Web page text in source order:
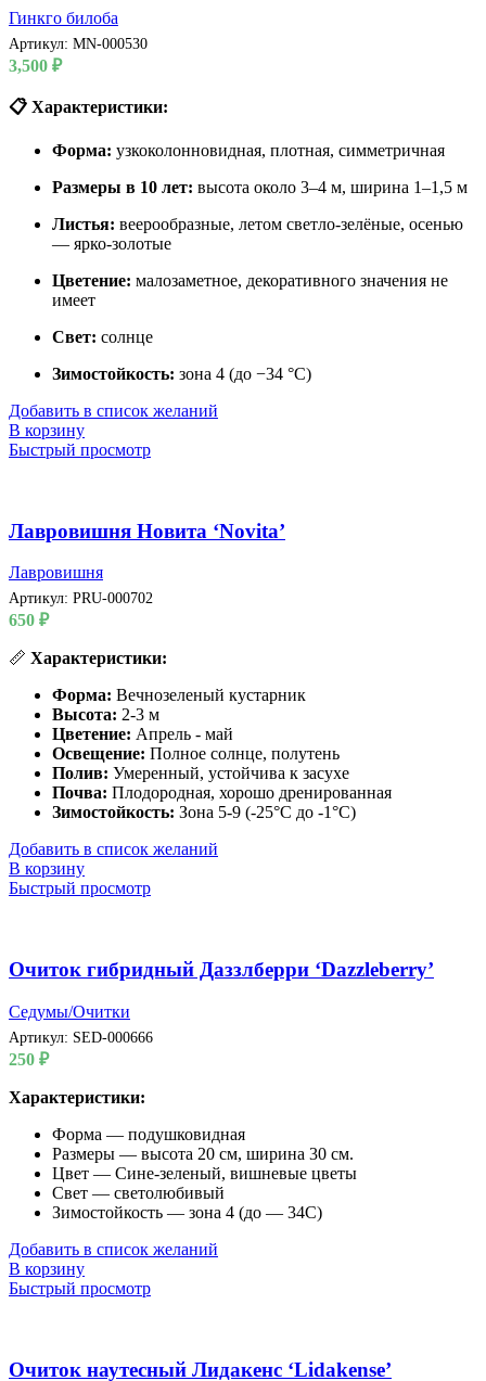
Гинкго билоба
Артикул: MN-000530
3,500 ₽
📋 Характеристики:
Форма: узкоколонновидная, плотная, симметричная
Размеры в 10 лет: высота около 3–4 м, ширина 1–1,5 м
Листья: веерообразные, летом светло-зелёные, осенью
— ярко-золотые
Цветение: малозаметное, декоративного значения не
имеет
Свет: солнце
Зимостойкость: зона 4 (до −34 °C)
Добавить в список желаний
В корзину
Быстрый просмотр
Лавровишня Новита ‘Novita’
Лавровишня
Артикул: PRU-000702
650 ₽
📏 Характеристики:
Форма: Вечнозеленый кустарник
Высота: 2-3 м
Цветение: Апрель - май
Освещение: Полное солнце, полутень
Полив: Умеренный, устойчива к засухе
Почва: Плодородная, хорошо дренированная
Зимостойкость: Зона 5-9 (-25°C до -1°C)
Добавить в список желаний
В корзину
Быстрый просмотр
Очиток гибридный Даззлберри ‘Dazzleberry’
Седумы/Очитки
Артикул: SED-000666
250 ₽
Характеристики:
Форма — подушковидная
Размеры — высота 20 см, ширина 30 см.
Цвет — Сине-зеленый, вишневые цветы
Свет — светолюбивый
Зимостойкость — зона 4 (до — 34С)
Добавить в список желаний
В корзину
Быстрый просмотр
Очиток наутесный Лидакенс ‘Lidakense’